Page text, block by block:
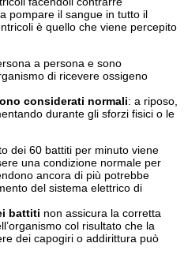
pompare il sangue in tutto il
è quello che viene percepito
a persona e sono
di ricevere ossigeno
considerati normali: a riposo,
durante gli sforzi fisici o le
dei 60 battiti per minuto viene
una condizione normale per
ancora di più potrebbe
del sistema elettrico di
battiti non assicura la corretta
col risultato che la
dei capogiri o addirittura può